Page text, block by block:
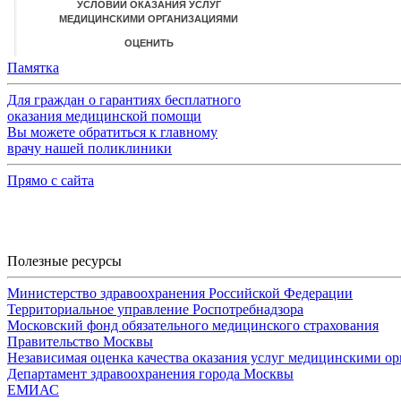
Памятка
Для граждан о гарантиях бесплатного
оказания медицинской помощи
Вы можете обратиться к главному
врачу нашей поликлиники
Прямо с сайта
Полезные ресурсы
Министерство здравоохранения Российской Федерации
Территориальное управление Роспотребнадзора
Московский фонд обязательного медицинского страхования
Правительство Москвы
Независимая оценка качества оказания услуг медицинскими
Департамент здравоохранения города Москвы
ЕМИАС